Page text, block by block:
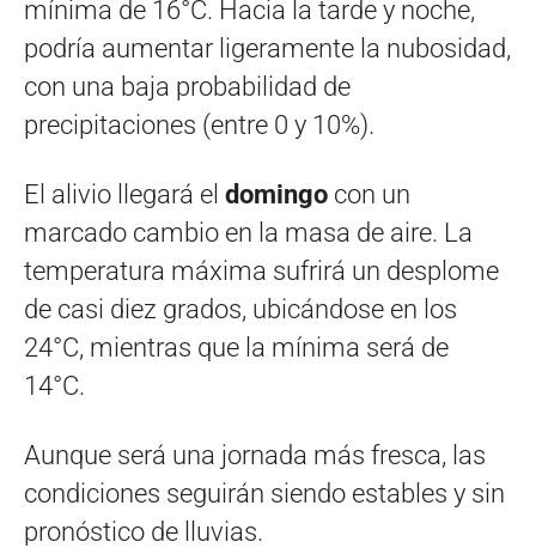
mínima de 16°C. Hacia la tarde y noche,
podría aumentar ligeramente la nubosidad,
con una baja probabilidad de
precipitaciones (entre 0 y 10%).
El alivio llegará el domingo con un
marcado cambio en la masa de aire. La
temperatura máxima sufrirá un desplome
de casi diez grados, ubicándose en los
24°C, mientras que la mínima será de
14°C.
Aunque será una jornada más fresca, las
condiciones seguirán siendo estables y sin
pronóstico de lluvias.